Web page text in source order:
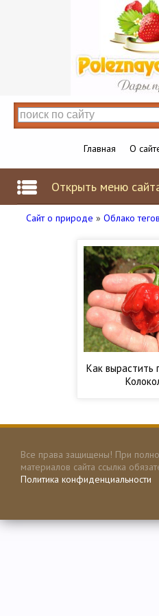
Главная О
Открыть меню
Сайт о природе » Облако тегов
Как вырастить
Все права защищены! При
материалов сайта ссылка
Политика конфиденциальности